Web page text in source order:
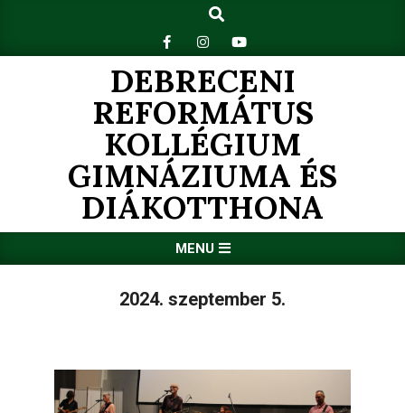
content
Search
DEBRECENI
REFORMÁTUS
KOLLÉGIUM
GIMNÁZIUMA ÉS
DIÁKOTTHONA
Navigation
MENU
2024. szeptember 5.